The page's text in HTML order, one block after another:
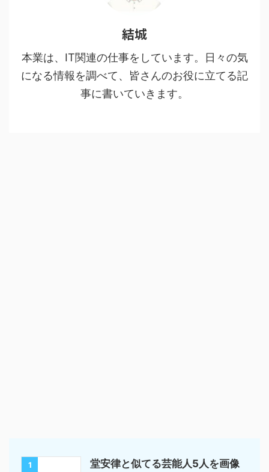
結城
本業は、IT関連の仕事をしています。日々の気
になる情報を調べて、皆さんのお役に立てる記
事に書いていきます。
1
堂安律と似てる芸能人5人を画像